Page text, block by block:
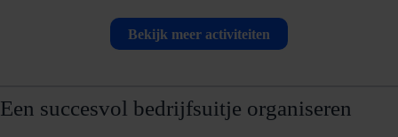
Bekijk meer activiteiten
Een succesvol bedrijfsuitje organiseren